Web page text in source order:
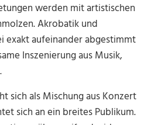
werden mit artistischen
Akrobatik und
exakt aufeinander abgestimmt
Inszenierung aus Musik,
sich als Mischung aus Konzert
sich an ein breites Publikum.